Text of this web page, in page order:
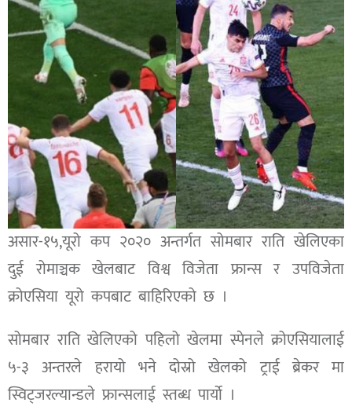
असार-१५,यूरो कप २०२० अन्तर्गत सोमबार राति खेलिएका
दुई रोमाञ्चक खेलबाट विश्व विजेता फ्रान्स र उपविजेता
क्रोएसिया यूरो कपबाट बाहिरिएको छ ।
सोमबार राति खेलिएको पहिलो खेलमा स्पेनले क्रोएसियालाई
५-३ अन्तरले हरायो भने दोस्रो खेलको ट्राई ब्रेकर मा
स्विट्जरल्यान्डले फ्रान्सलाई स्तब्ध पार्यो ।